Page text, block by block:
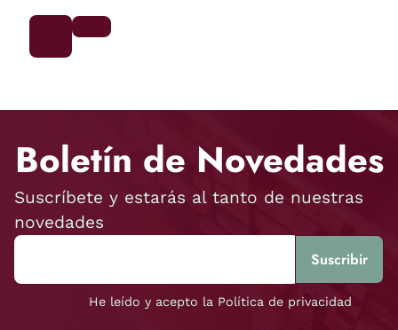
Boletín de Novedades
Suscríbete y estarás al tanto de nuestras
novedades
He leído y acepto la Política de privacidad